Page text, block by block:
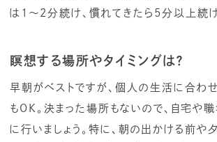
は1～2分続け、慣れてきたら5分以上続け
瞑想する場所やタイミングは？
早朝がベストですが、個人の生活に合わ
もOK。決まった場所もないので、自宅や
に行いましょう。特に、朝の出かける前や